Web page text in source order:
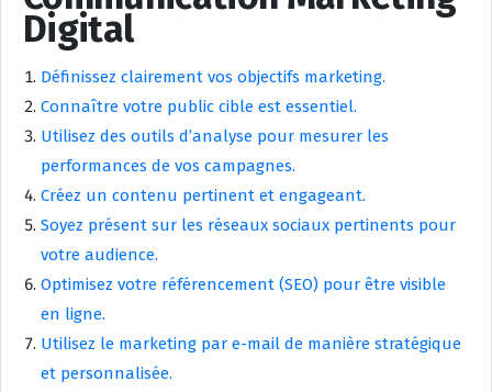
Digital
Définissez clairement vos objectifs marketing.
Connaître votre public cible est essentiel.
Utilisez des outils d’analyse pour mesurer les
performances de vos campagnes.
Créez un contenu pertinent et engageant.
Soyez présent sur les réseaux sociaux pertinents pour
votre audience.
Optimisez votre référencement (SEO) pour être visible
en ligne.
Utilisez le marketing par e-mail de manière stratégique
et personnalisée.